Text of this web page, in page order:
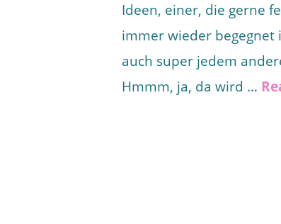
Ideen, einer, die gerne
immer wieder begegnet
auch super jedem
Hmmm, ja, da wird …